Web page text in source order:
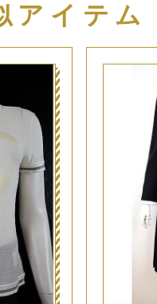
アイテム